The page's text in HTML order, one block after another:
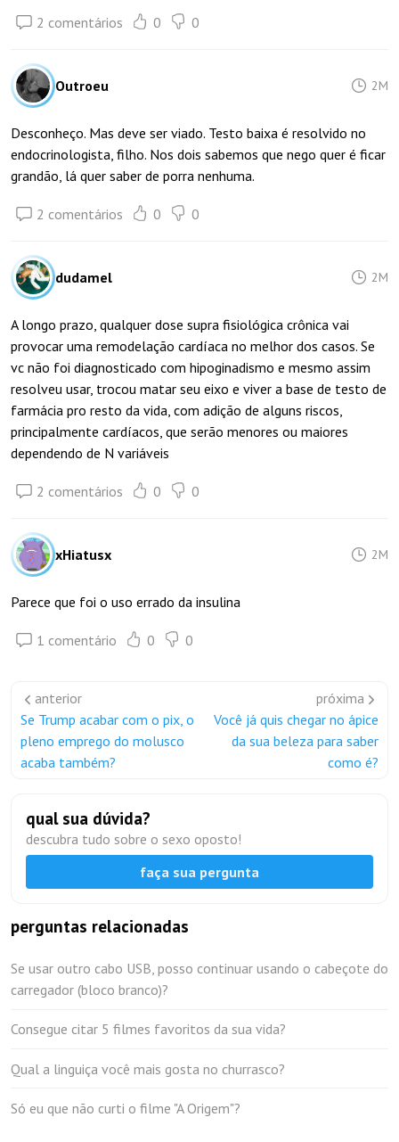
2 comentários 0 0
Outroeu 2M
Desconheço. Mas deve ser viado. Testo baixa é resolvido no
endocrinologista, filho. Nos dois sabemos que nego quer é ficar
grandão, lá quer saber de porra nenhuma.
2 comentários 0 0
dudamel 2M
A longo prazo, qualquer dose supra fisiológica crônica vai
provocar uma remodelação cardíaca no melhor dos casos. Se
vc não foi diagnosticado com hipoginadismo e mesmo assim
resolveu usar, trocou matar seu eixo e viver a base de testo de
farmácia pro resto da vida, com adição de alguns riscos,
principalmente cardíacos, que serão menores ou maiores
dependendo de N variáveis
2 comentários 0 0
xHiatusx 2M
Parece que foi o uso errado da insulina
1 comentário 0 0
anterior
Se Trump acabar com o pix, o
pleno emprego do molusco
acaba também?
próxima
Você já quis chegar no ápice
da sua beleza para saber
como é?
qual sua dúvida?
descubra tudo sobre o sexo oposto!
faça sua pergunta
perguntas relacionadas
Se usar outro cabo USB, posso continuar usando o cabeçote do
carregador (bloco branco)?
Consegue citar 5 filmes favoritos da sua vida?
Qual a linguiça você mais gosta no churrasco?
Só eu que não curti o filme "A Origem"?